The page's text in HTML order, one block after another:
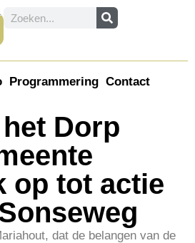
Programmering Contact
Dorp
op tot actie
dat de belangen van de